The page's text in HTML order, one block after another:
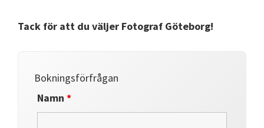
Tack för att du väljer Fotograf Göteborg!
Bokningsförfrågan
Namn*